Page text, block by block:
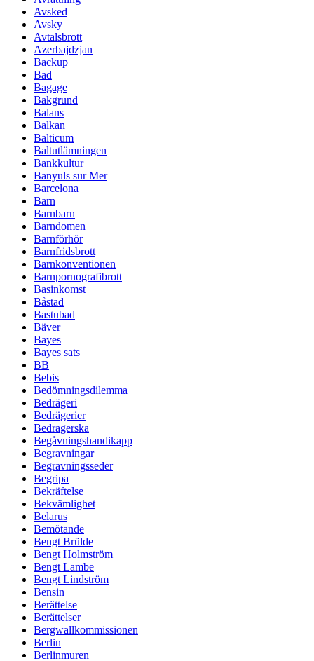
Avsked
Avsky
Avtalsbrott
Azerbajdzjan
Backup
Bad
Bagage
Bakgrund
Balans
Balkan
Balticum
Baltutlämningen
Bankkultur
Banyuls sur Mer
Barcelona
Barn
Barnbarn
Barndomen
Barnförhör
Barnfridsbrott
Barnkonventionen
Barnpornografibrott
Basinkomst
Båstad
Bastubad
Bäver
Bayes
Bayes sats
BB
Bebis
Bedömningsdilemma
Bedrägeri
Bedrägerier
Bedragerska
Begåvningshandikapp
Begravningar
Begravningsseder
Begripa
Bekräftelse
Bekvämlighet
Belarus
Bemötande
Bengt Brülde
Bengt Holmström
Bengt Lambe
Bengt Lindström
Bensin
Berättelse
Berättelser
Bergwallkommissionen
Berlin
Berlinmuren